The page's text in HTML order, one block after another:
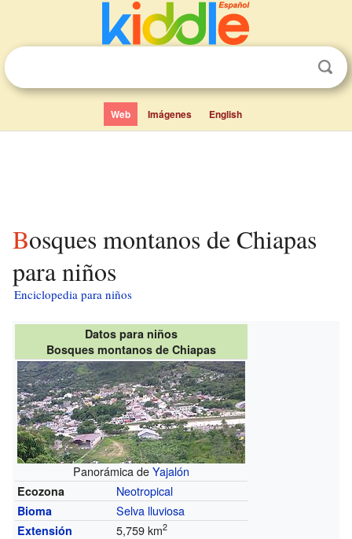
Web Imágenes English
Bosques montanos de Chiapas
para niños
Enciclopedia para niños
Datos para niños
Bosques montanos de Chiapas
Panorámica deYajalón
Ecozona Neotropical
Bioma Selva lluviosa
Extensión 5,759 km2